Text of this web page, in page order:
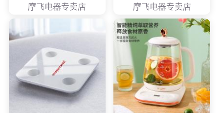
摩飞电器专卖店 摩飞电器专卖店